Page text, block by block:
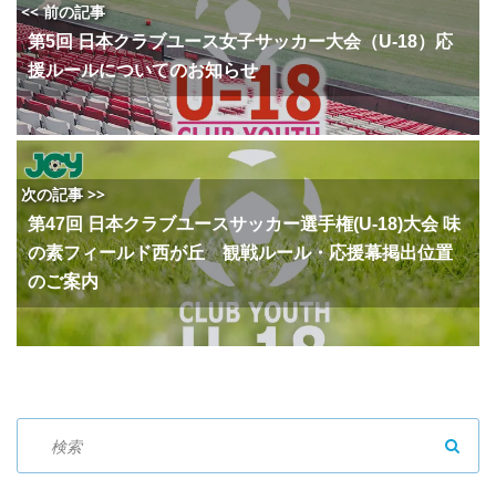
<< 前の記事
第5回 日本クラブユース女子サッカー大会（U-18）応
援ルールについてのお知らせ
次の記事 >>
第47回 日本クラブユースサッカー選手権(U-18)大会 味
の素フィールド西が丘 観戦ルール・応援幕掲出位置
のご案内